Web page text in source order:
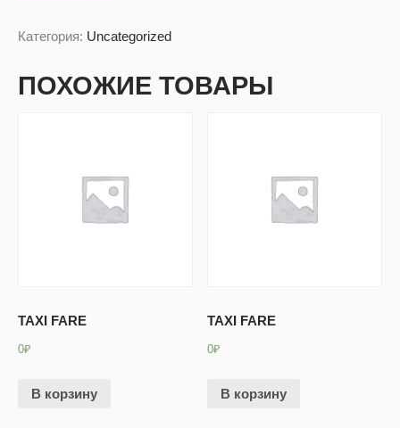
Категория: Uncategorized
ПОХОЖИЕ ТОВАРЫ
TAXI FARE
0₽
В корзину
TAXI FARE
0₽
В корзину